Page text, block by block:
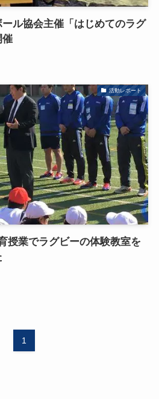
ル協会主催「はじめてのラグ
催
活動レポート
授業でラグビーの体験教室を
1